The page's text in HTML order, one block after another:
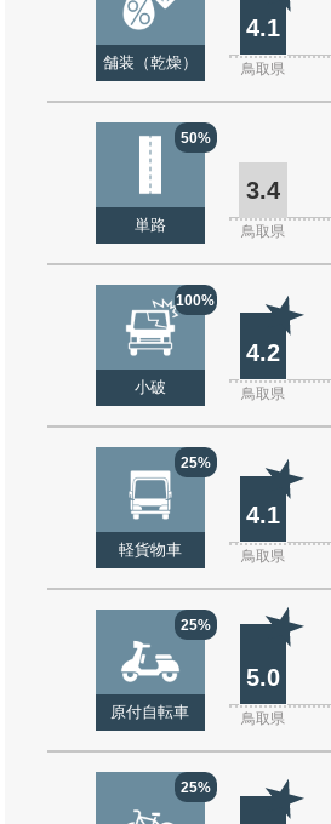
舗装（乾燥）
4.1
鳥取県
50%
単路
3.4
鳥取県
100%
小破
4.2
鳥取県
25%
軽貨物車
4.1
鳥取県
25%
原付自転車
5.0
鳥取県
25%